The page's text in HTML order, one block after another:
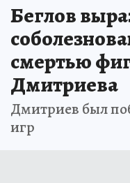
Беглов
смертью
Дмитриева
Дмитриев был
игр